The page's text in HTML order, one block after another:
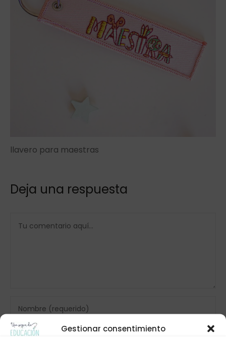
Gestionar consentimiento
llavero para maestras
Deja una respuesta